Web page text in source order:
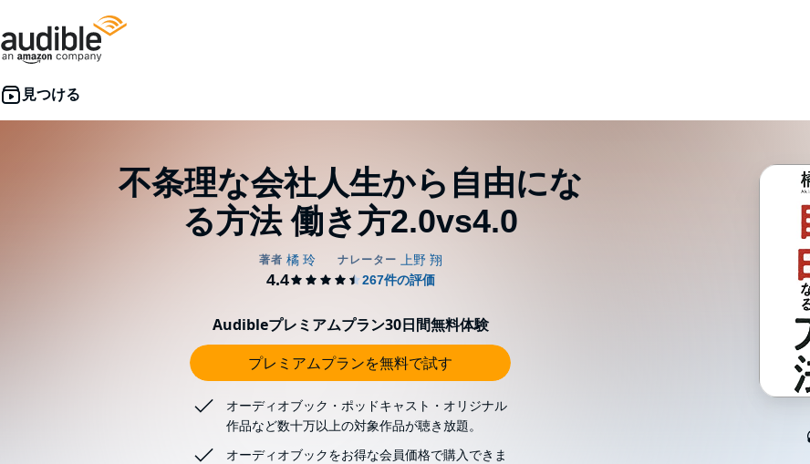
不条理な会社人生から自由にな
る方法 働き方2.0vs4.0
Audibleプレミアムプラン30日間無料体験
プレミアムプランを無料で試す
オーディオブック・ポッドキャスト・オリジナル
作品など数十万以上の対象作品が聴き放題。
オーディオブックをお得な会員価格で購入できま